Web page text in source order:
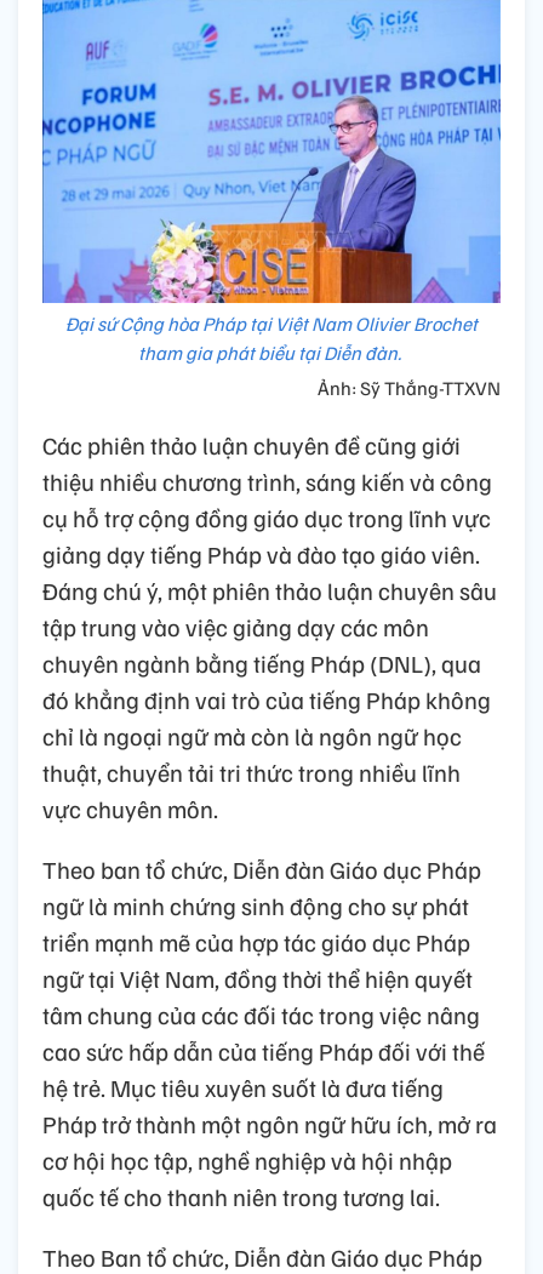
Đại sứ Cộng hòa Pháp tại Việt Nam Olivier Brochet
tham gia phát biểu tại Diễn đàn.
Ảnh: Sỹ Thắng-TTXVN
Các phiên thảo luận chuyên đề cũng giới
thiệu nhiều chương trình, sáng kiến và công
cụ hỗ trợ cộng đồng giáo dục trong lĩnh vực
giảng dạy tiếng Pháp và đào tạo giáo viên.
Đáng chú ý, một phiên thảo luận chuyên sâu
tập trung vào việc giảng dạy các môn
chuyên ngành bằng tiếng Pháp (DNL), qua
đó khẳng định vai trò của tiếng Pháp không
chỉ là ngoại ngữ mà còn là ngôn ngữ học
thuật, chuyển tải tri thức trong nhiều lĩnh
vực chuyên môn.
Theo ban tổ chức, Diễn đàn Giáo dục Pháp
ngữ là minh chứng sinh động cho sự phát
triển mạnh mẽ của hợp tác giáo dục Pháp
ngữ tại Việt Nam, đồng thời thể hiện quyết
tâm chung của các đối tác trong việc nâng
cao sức hấp dẫn của tiếng Pháp đối với thế
hệ trẻ. Mục tiêu xuyên suốt là đưa tiếng
Pháp trở thành một ngôn ngữ hữu ích, mở ra
cơ hội học tập, nghề nghiệp và hội nhập
quốc tế cho thanh niên trong tương lai.
Theo Ban tổ chức, Diễn đàn Giáo dục Pháp